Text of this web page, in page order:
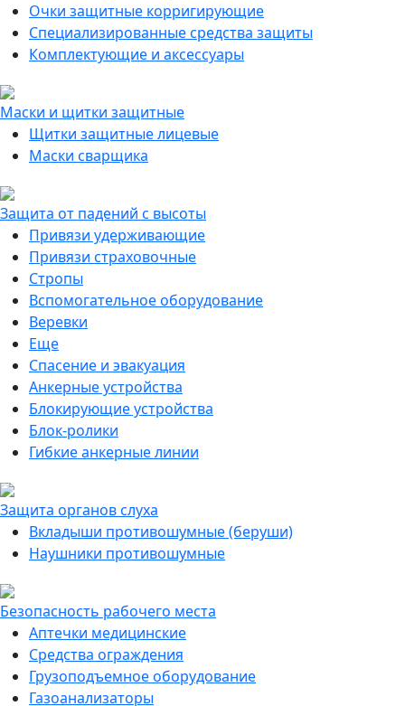
Очки защитные корригирующие
Специализированные средства защиты
Комплектующие и аксессуары
Маски и щитки защитные
Щитки защитные лицевые
Маски сварщика
Защита от падений с высоты
Привязи удерживающие
Привязи страховочные
Стропы
Вспомогательное оборудование
Веревки
Еще
Спасение и эвакуация
Анкерные устройства
Блокирующие устройства
Блок-ролики
Гибкие анкерные линии
Защита органов слуха
Вкладыши противошумные (беруши)
Наушники противошумные
Безопасность рабочего места
Аптечки медицинские
Средства ограждения
Грузоподъемное оборудование
Газоанализаторы